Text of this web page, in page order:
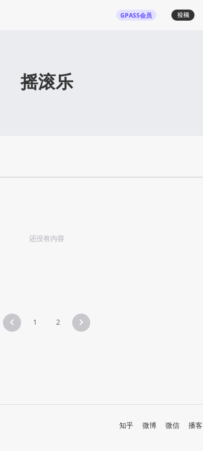
GPASS会员
摇滚乐
还没有内容
1 2
知乎 微博 微信 播客